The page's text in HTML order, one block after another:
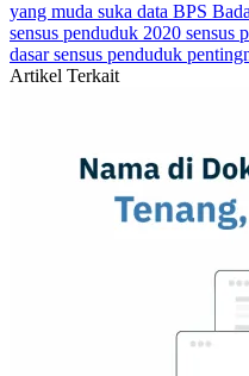
yang muda suka data BPS
sensus penduduk 2020 sensus
dasar sensus penduduk
Artikel Terkait